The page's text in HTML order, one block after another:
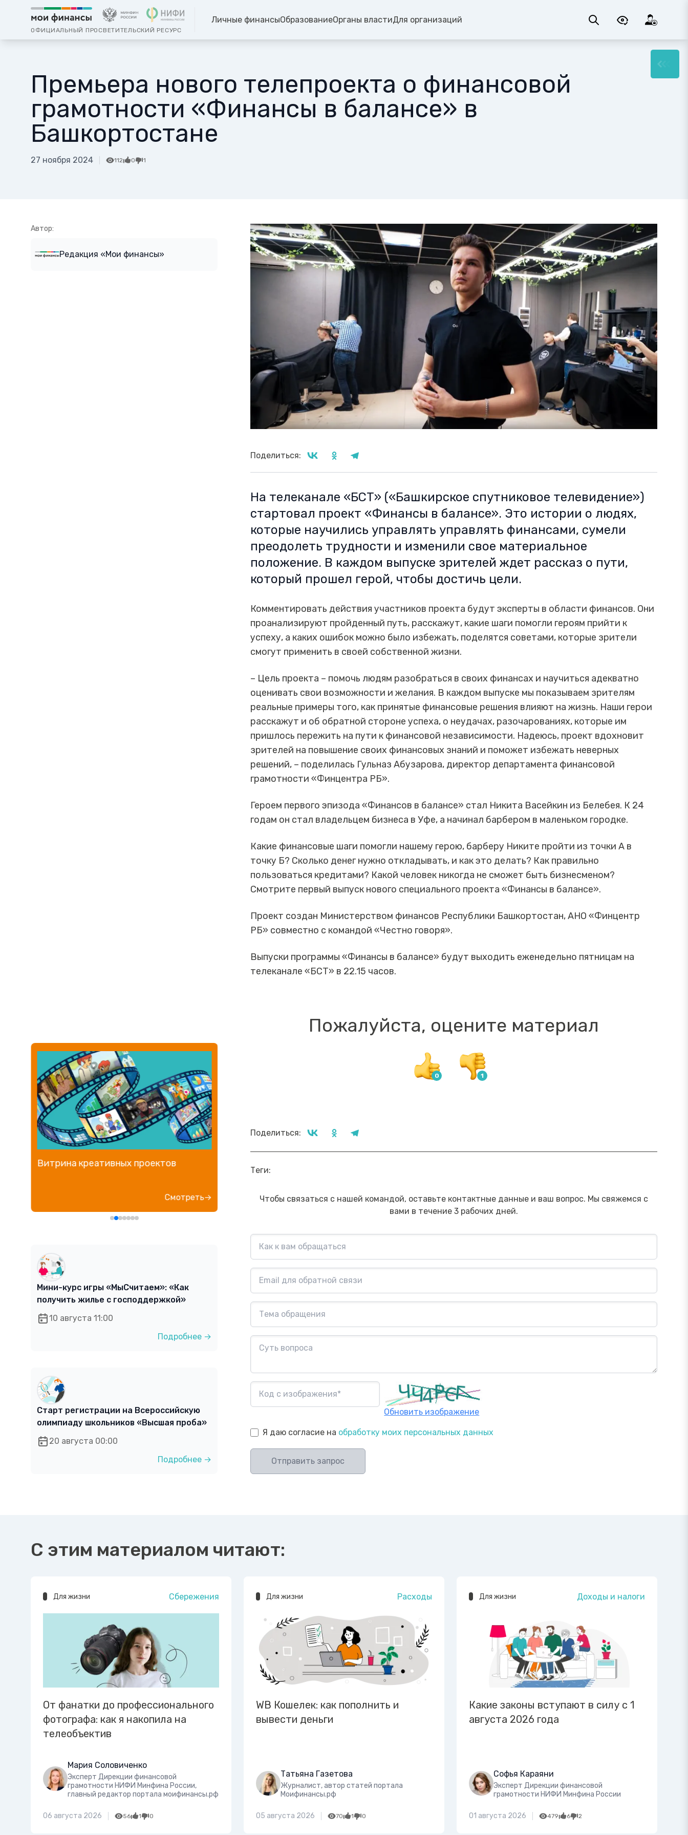
ОФИЦИАЛЬНЫЙ ПРОСВЕТИТЕЛЬСКИЙ РЕСУРС
Личные финансыОбразованиеОрганы властиДля организаций
Премьера нового телепроекта о финансовой
грамотности «Финансы в балансе» в
Башкортостане
27 ноября 2024 112 0 1
Автор:
Редакция «Мои финансы»
Поделиться:
На телеканале «БСТ» («Башкирское спутниковое телевидение»)
стартовал проект «Финансы в балансе». Это истории о людях,
которые научились управлять управлять финансами, сумели
преодолеть трудности и изменили свое материальное
положение. В каждом выпуске зрителей ждет рассказ о пути,
который прошел герой, чтобы достичь цели.
Комментировать действия участников проекта будут эксперты в области финансов. Они
проанализируют пройденный путь, расскажут, какие шаги помогли героям прийти к
успеху, а каких ошибок можно было избежать, поделятся советами, которые зрители
смогут применить в своей собственной жизни.
– Цель проекта – помочь людям разобраться в своих финансах и научиться адекватно
оценивать свои возможности и желания. В каждом выпуске мы показываем зрителям
реальные примеры того, как принятые финансовые решения влияют на жизнь. Наши герои
расскажут и об обратной стороне успеха, о неудачах, разочарованиях, которые им
пришлось пережить на пути к финансовой независимости. Надеюсь, проект вдохновит
зрителей на повышение своих финансовых знаний и поможет избежать неверных
решений, – поделилась Гульназ Абузарова, директор департамента финансовой
грамотности «Финцентра РБ».
Героем первого эпизода «Финансов в балансе» стал Никита Васейкин из Белебея. К 24
годам он стал владельцем бизнеса в Уфе, а начинал барбером в маленьком городке.
Какие финансовые шаги помогли нашему герою, барберу Никите пройти из точки А в
точку Б? Сколько денег нужно откладывать, и как это делать? Как правильно
пользоваться кредитами? Какой человек никогда не сможет быть бизнесменом?
Смотрите первый выпуск нового специального проекта «Финансы в балансе».
Проект создан Министерством финансов Республики Башкортостан, АНО «Финцентр
РБ» совместно с командой «Честно говоря».
Выпуски программы «Финансы в балансе» будут выходить еженедельно пятницам на
телеканале «БСТ» в 22.15 часов.
Пожалуйста, оцените материал
Поделиться:
Теги:
Чтобы связаться с нашей командой, оставьте контактные данные и ваш вопрос. Мы свяжемся с
вами в течение 3 рабочих дней.
Обновить изображение
Я даю согласие на обработку моих персональных данных
Отправить запрос
Витрина креативных проектов
Смотреть→
Финансовый блогер»
Посмотреть→ Посмотреть→
Мини-курс игры «МыСчитаем»: «Как
получить жилье с господдержкой»
10 августа 11:00
Подробнее →
Старт регистрации на Всероссийскую
олимпиаду школьников «Высшая проба»
20 августа 00:00
Подробнее →
С этим материалом читают:
Для жизни Сбережения
От фанатки до профессионального
фотографа: как я накопила на
телеобъектив
Мария Соловиченко
Эксперт Дирекции финансовой
грамотности НИФИ Минфина России,
главный редактор портала моифинансы.рф
06 августа 2026 56 1 0
Для жизни Расходы
WB Кошелек: как пополнить и
вывести деньги
Татьяна Газетова
Журналист, автор статей портала
Моифинансы.рф
05 августа 2026 70 1 0
Для жизни Доходы и налоги
Какие законы вступают в силу с 1
августа 2026 года
Софья Караяни
Эксперт Дирекции финансовой
грамотности НИФИ Минфина России
01 августа 2026 479 6 2